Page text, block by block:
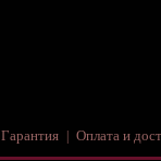
Гарантия Оплата и